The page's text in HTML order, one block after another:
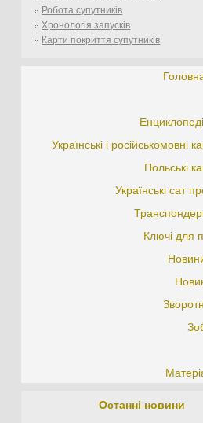
Робота супутників
Хронологія запусків
Карти покриття супутників
Українські і російськомовні
Польські
Українські сат
Ключі для
Останні новини